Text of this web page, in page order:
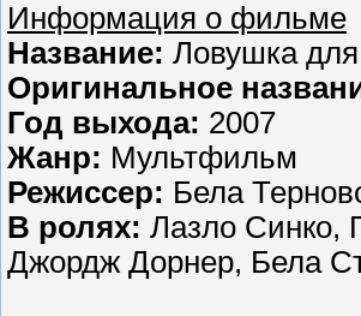
Информация о фильме
Название: Ловушка
Оригинальное
Год выхода: 2007
Жанр: Мультфильм
Режиссер: Бела
В ролях: Лазло Синко,
Джордж Дорнер, Бела